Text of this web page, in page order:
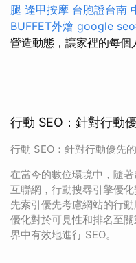
腿 逢甲按摩 台胞證台南
BUFFET外燴 google
營造動態，讓家裡的每個
行動 SEO：針對行動
行動 SEO：針對行動優先
在當今的數位環境中，隨
互聯網，行動搜尋引擎優
先索引優先考慮網站的行
優化對於可見性和排名至
界中有效地進行 SEO。